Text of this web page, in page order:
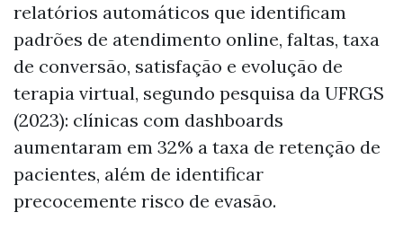
relatórios automáticos que identificam
padrões de atendimento online, faltas, taxa
de conversão, satisfação e evolução de
terapia virtual, segundo pesquisa da UFRGS
(2023): clínicas com dashboards
aumentaram em 32% a taxa de retenção de
pacientes, além de identificar
precocemente risco de evasão.